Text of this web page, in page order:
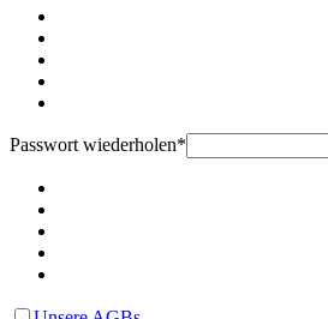
Passwort wiederholen*